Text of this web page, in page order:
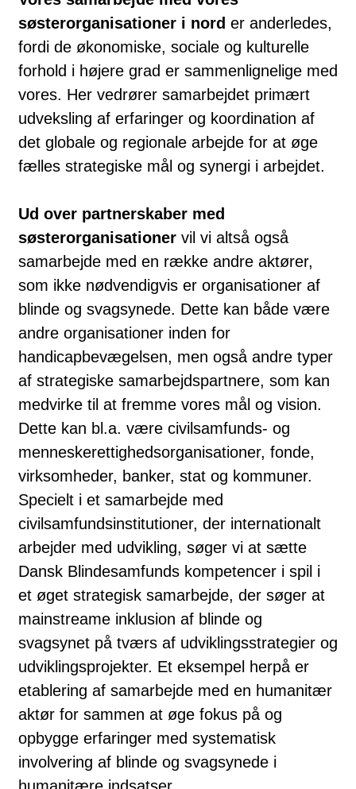
søsterorganisationer i nord er anderledes,
fordi de økonomiske, sociale og kulturelle
forhold i højere grad er sammenlignelige med
vores. Her vedrører samarbejdet primært
udveksling af erfaringer og koordination af
det globale og regionale arbejde for at øge
fælles strategiske mål og synergi i arbejdet.
Ud over partnerskaber med
søsterorganisationer vil vi altså også
samarbejde med en række andre aktører,
som ikke nødvendigvis er organisationer af
blinde og svagsynede. Dette kan både være
andre organisationer inden for
handicapbevægelsen, men også andre typer
af strategiske samarbejdspartnere, som kan
medvirke til at fremme vores mål og vision.
Dette kan bl.a. være civilsamfunds- og
menneskerettighedsorganisationer, fonde,
virksomheder, banker, stat og kommuner.
Specielt i et samarbejde med
civilsamfundsinstitutioner, der internationalt
arbejder med udvikling, søger vi at sætte
Dansk Blindesamfunds kompetencer i spil i
et øget strategisk samarbejde, der søger at
mainstreame inklusion af blinde og
svagsynet på tværs af udviklingsstrategier og
udviklingsprojekter. Et eksempel herpå er
etablering af samarbejde med en humanitær
aktør for sammen at øge fokus på og
opbygge erfaringer med systematisk
involvering af blinde og svagsynede i